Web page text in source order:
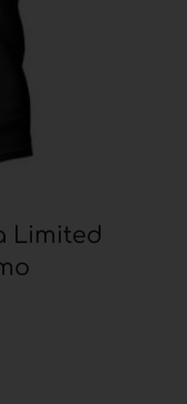
Limited